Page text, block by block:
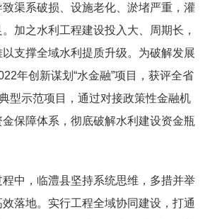
渠系破损、设施老化、淤堵严重，灌
加之水利工程建设投入大、周期长，
支撑全域水利提质升级。为破解发展
年创新谋划“水金融”项目，获评全省
型示范项目，通过对接政策性金融机
保障体系，彻底破解水利建设资金瓶
中，临澧县坚持系统思维，多措并举
落地。实行工程全域协同建设，打通